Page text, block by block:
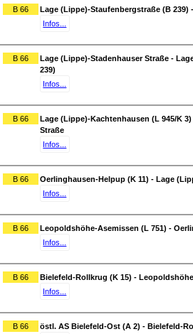
B 66
Lage (Lippe)-Staufenbergstraße (B 239)
Infos...
B 66
Lage (Lippe)-Stadenhauser Straße -
239)
Infos...
B 66
Lage (Lippe)-Kachtenhausen (L 945/K
Straße
Infos...
B 66
Oerlinghausen-Helpup (K 11) - Lage
Infos...
B 66
Leopoldshöhe-Asemissen (L 751) -
Infos...
B 66
Bielefeld-Rollkrug (K 15) -
Infos...
B 66
östl. AS Bielefeld-Ost (A 2) - Bielefeld-